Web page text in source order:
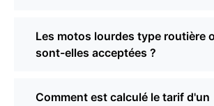
Les motos lourdes type routière
sont-elles acceptées ?
Comment est calculé le tarif d'un